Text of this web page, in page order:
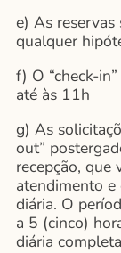
e) As reservas
qualquer
f) O “check-
até às 11h
g) As
out”
recepção, que
atendimento e
diária. O
a 5 (cinco)
diária